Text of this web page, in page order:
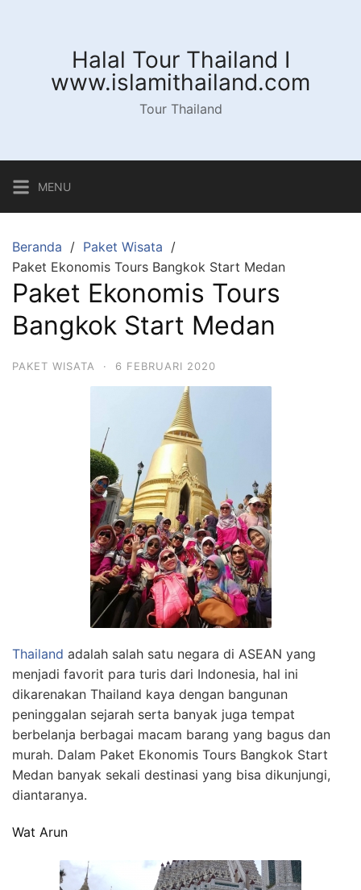
Halal Tour Thailand I
www.islamithailand.com
Tour Thailand
MENU
Beranda
Paket Wisata
Paket Ekonomis Tours Bangkok Start Medan
Paket Ekonomis Tours
Bangkok Start Medan
PAKET WISATA · 6 FEBRUARI 2020
Thailand adalah salah satu negara di ASEAN yang
menjadi favorit para turis dari Indonesia, hal ini
dikarenakan Thailand kaya dengan bangunan
peninggalan sejarah serta banyak juga tempat
berbelanja berbagai macam barang yang bagus dan
murah. Dalam Paket Ekonomis Tours Bangkok Start
Medan banyak sekali destinasi yang bisa dikunjungi,
diantaranya.
Wat Arun